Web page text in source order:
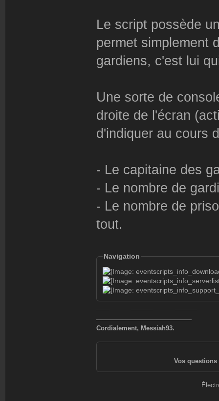
Le script possède
permet simplement
gardiens, c'est lui
Une sorte de
droite de l'écran
d'indiquer au cours
- Le capitaine des
- Le nombre de
- Le nombre de
tout.
Navigation
———————————————
Cordialement, Messiah93.
Vos questions